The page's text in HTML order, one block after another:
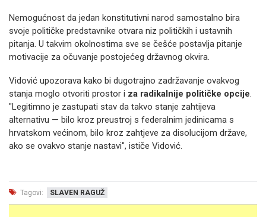
Nemogućnost da jedan konstitutivni narod samostalno bira
svoje političke predstavnike otvara niz političkih i ustavnih
pitanja. U takvim okolnostima sve se češće postavlja pitanje
motivacije za očuvanje postojećeg državnog okvira.
Vidović upozorava kako bi dugotrajno zadržavanje ovakvog
stanja moglo otvoriti prostor i za radikalnije političke opcije.
"Legitimno je zastupati stav da takvo stanje zahtijeva
alternativu — bilo kroz preustroj s federalnim jedinicama s
hrvatskom većinom, bilo kroz zahtjeve za disolucijom države,
ako se ovakvo stanje nastavi", ističe Vidović.
Tagovi: SLAVEN RAGUŽ